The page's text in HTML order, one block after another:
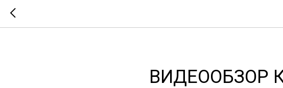
ВИДЕООБЗОР